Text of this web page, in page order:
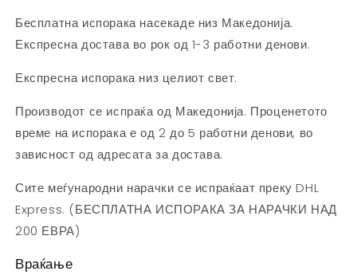
Бесплатна испорака насекаде низ Македонија.
Експресна достава во рок од 1-3 работни денови.
Експресна испорака низ целиот свет.
Производот се испраќа од Македонија. Проценетото
време на испорака е од 2 до 5 работни денови, во
зависност од адресата за достава.
Сите меѓународни нарачки се испраќаат преку DHL
Express. (БЕСПЛАТНА ИСПОРАКА ЗА НАРАЧКИ НАД
200 ЕВРА)
Враќање